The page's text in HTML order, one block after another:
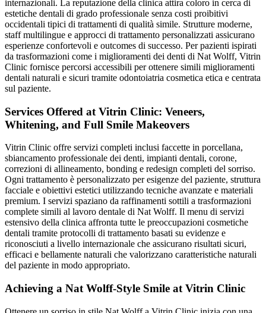
internazionali. La reputazione della clinica attira coloro in cerca di
estetiche dentali di grado professionale senza costi proibitivi
occidentali tipici di trattamenti di qualità simile. Strutture moderne,
staff multilingue e approcci di trattamento personalizzati assicurano
esperienze confortevoli e outcomes di successo. Per pazienti ispirati
da trasformazioni come i miglioramenti dei denti di Nat Wolff, Vitrin
Clinic fornisce percorsi accessibili per ottenere simili miglioramenti
dentali naturali e sicuri tramite odontoiatria cosmetica etica e centrata
sul paziente.
Services Offered at Vitrin Clinic: Veneers,
Whitening, and Full Smile Makeovers
Vitrin Clinic offre servizi completi inclusi faccette in porcellana,
sbiancamento professionale dei denti, impianti dentali, corone,
correzioni di allineamento, bonding e redesign completi del sorriso.
Ogni trattamento è personalizzato per esigenze del paziente, struttura
facciale e obiettivi estetici utilizzando tecniche avanzate e materiali
premium. I servizi spaziano da raffinamenti sottili a trasformazioni
complete simili al lavoro dentale di Nat Wolff. Il menu di servizi
estensivo della clinica affronta tutte le preoccupazioni cosmetiche
dentali tramite protocolli di trattamento basati su evidenze e
riconosciuti a livello internazionale che assicurano risultati sicuri,
efficaci e bellamente naturali che valorizzano caratteristiche naturali
del paziente in modo appropriato.
Achieving a Nat Wolff-Style Smile at Vitrin Clinic